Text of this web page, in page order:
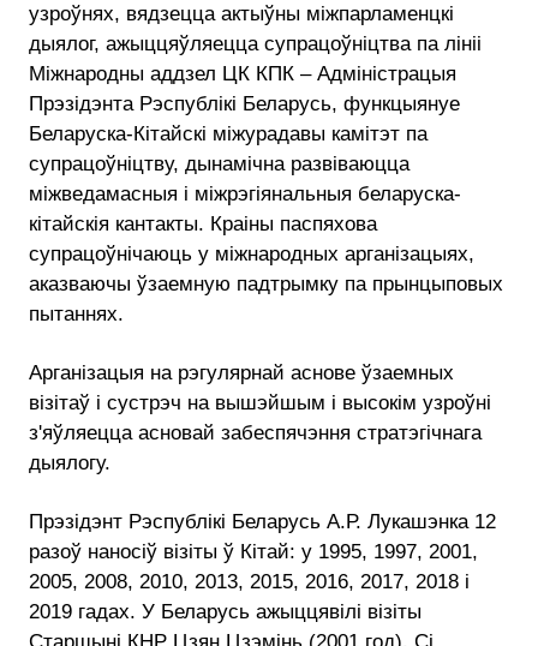
узроўнях, вядзецца актыўны міжпарламенцкі
дыялог, ажыццяўляецца супрацоўніцтва па лініі
Міжнародны аддзел ЦК КПК – Адміністрацыя
Прэзідэнта Рэспублікі Беларусь, функцыянуе
Беларуска-Кітайскі міжурадавы камітэт па
супрацоўніцтву, дынамічна развіваюцца
міжведамасныя і міжрэгіянальныя беларуска-
кітайскія кантакты. Краіны паспяхова
супрацоўнічаюць у міжнародных арганізацыях,
аказваючы ўзаемную падтрымку па прынцыповых
пытаннях.
Арганізацыя на рэгулярнай аснове ўзаемных
візітаў і сустрэч на вышэйшым і высокім узроўні
з'яўляецца асновай забеспячэння стратэгічнага
дыялогу.
Прэзідэнт Рэспублікі Беларусь А.Р. Лукашэнка 12
разоў наносіў візіты ў Кітай: у 1995, 1997, 2001,
2005, 2008, 2010, 2013, 2015, 2016, 2017, 2018 і
2019 гадах. У Беларусь ажыццявілі візіты